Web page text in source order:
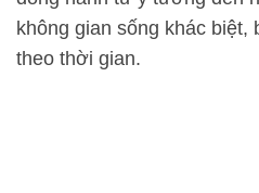
không gian sống khác biệt,
theo thời gian.